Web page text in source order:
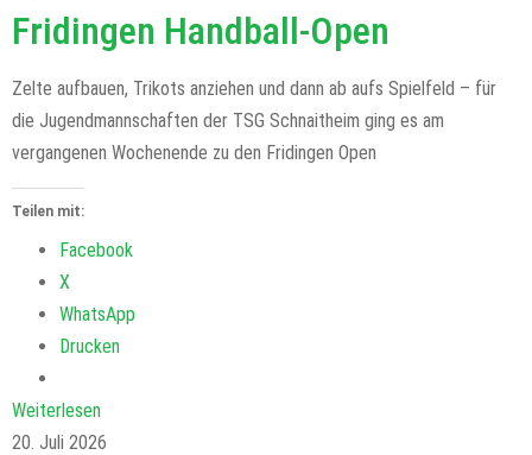
Fridingen Handball-Open
Zelte aufbauen, Trikots anziehen und dann ab aufs Spielfeld – für
die Jugendmannschaften der TSG Schnaitheim ging es am
vergangenen Wochenende zu den Fridingen Open
Teilen mit:
Facebook
X
WhatsApp
Drucken
Weiterlesen
20. Juli 2026